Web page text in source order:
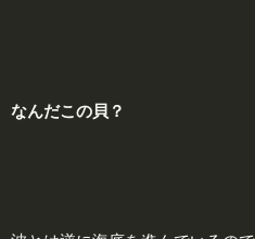
なんだこの貝？